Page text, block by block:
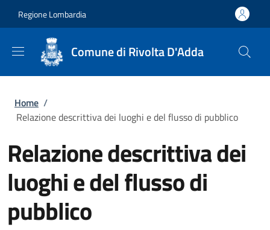
Regione Lombardia
Comune di Rivolta D'Adda
Briciole di pane
Home /
Relazione descrittiva dei luoghi e del flusso di pubblico
Relazione descrittiva dei
luoghi e del flusso di
pubblico